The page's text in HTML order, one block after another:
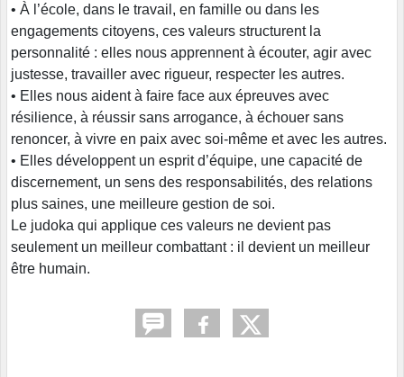
• À l’école, dans le travail, en famille ou dans les
engagements citoyens, ces valeurs structurent la
personnalité : elles nous apprennent à écouter, agir avec
justesse, travailler avec rigueur, respecter les autres.
• Elles nous aident à faire face aux épreuves avec
résilience, à réussir sans arrogance, à échouer sans
renoncer, à vivre en paix avec soi-même et avec les autres.
• Elles développent un esprit d’équipe, une capacité de
discernement, un sens des responsabilités, des relations
plus saines, une meilleure gestion de soi.
Le judoka qui applique ces valeurs ne devient pas
seulement un meilleur combattant : il devient un meilleur
être humain.